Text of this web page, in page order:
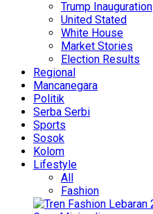
Trump Inauguration
United Stated
White House
Market Stories
Election Results
Regional
Mancanegara
Politik
Serba Serbi
Sports
Sosok
Kolom
Lifestyle
All
Fashion